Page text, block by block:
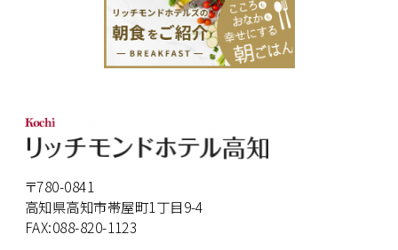
〒780-0841
高知県高知市帯屋町1丁目9-4
FAX:088-820-1123